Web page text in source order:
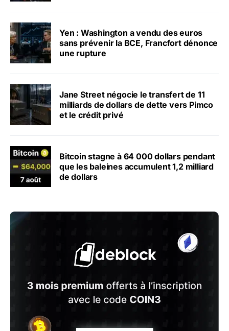
Yen : Washington a vendu des euros
sans prévenir la BCE, Francfort dénonce
une rupture
Jane Street négocie le transfert de 11
milliards de dollars de dette vers Pimco
et le crédit privé
Bitcoin stagne à 64 000 dollars pendant
que les baleines accumulent 1,2 milliard
de dollars